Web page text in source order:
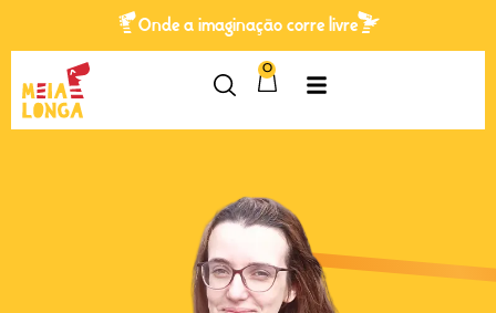
Onde a imaginação corre livre
0